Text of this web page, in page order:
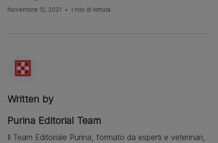
Novembre 12, 2021 1 min di lettura
Written by
Purina Editorial Team
Il Team Editoriale Purina, formato da esperti e veterinari,